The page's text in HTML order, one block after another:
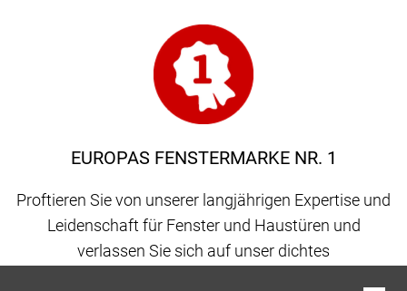
EUROPAS FENSTERMARKE NR. 1
Proftieren Sie von unserer langjährigen Expertise und
Leidenschaft für Fenster und Haustüren und
verlassen Sie sich auf unser dichtes